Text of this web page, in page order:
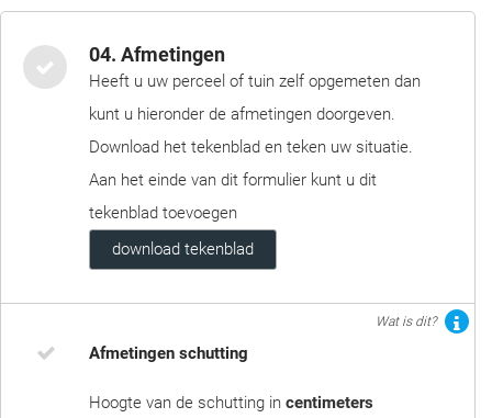
04. Afmetingen
Heeft u uw perceel of tuin zelf opgemeten dan
kunt u hieronder de afmetingen doorgeven.
Download het tekenblad en teken uw situatie.
Aan het einde van dit formulier kunt u dit
tekenblad toevoegen
download tekenblad
Wat is dit?
Afmetingen schutting
Hoogte van de schutting in centimeters